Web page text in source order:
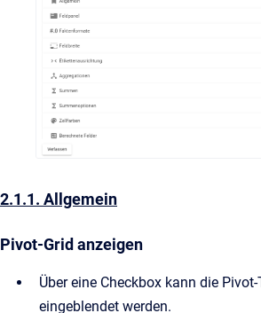
2.1.1. Allgemein
Pivot-Grid anzeigen
Über eine Checkbox kann die
eingeblendet werden.